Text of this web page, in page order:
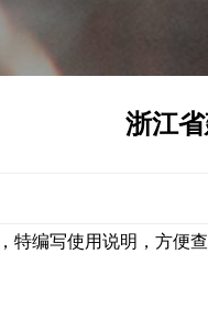
浙江
编写使用说明，方便